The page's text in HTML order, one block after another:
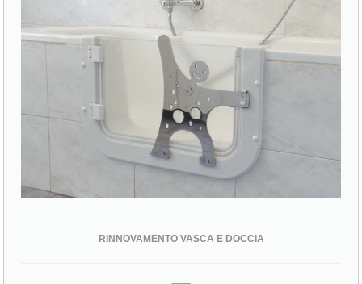
RINNOVAMENTO VASCA E DOCCIA